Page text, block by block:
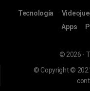
Tecnología
Apps
© 2026 -
© Copyright ©